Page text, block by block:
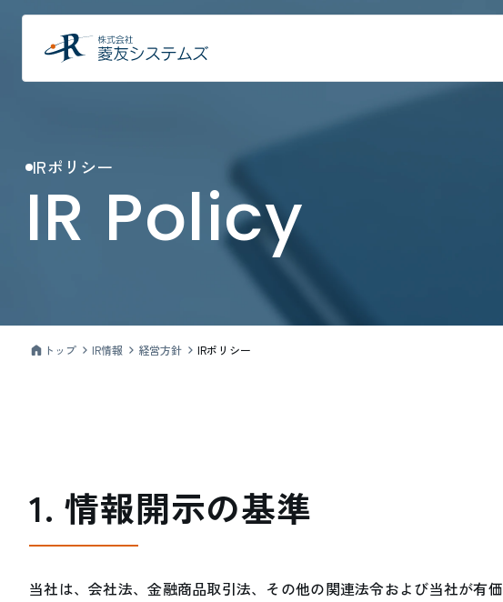
IRポリシー
IR Policy
トップ IR情報 経営方針 IRポリシー
1. 情報開示の基準
当社は、会社法、金融商品取引法、その他の関連法令および当社が